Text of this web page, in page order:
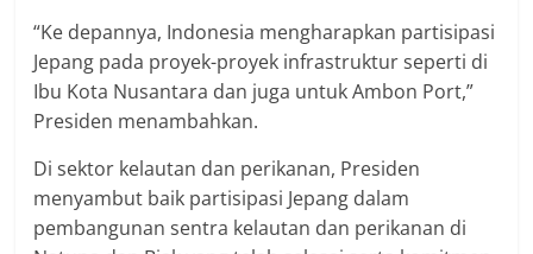
“Ke depannya, Indonesia mengharapkan partisipasi
Jepang pada proyek-proyek infrastruktur seperti di
Ibu Kota Nusantara dan juga untuk Ambon Port,”
Presiden menambahkan.
Di sektor kelautan dan perikanan, Presiden
menyambut baik partisipasi Jepang dalam
pembangunan sentra kelautan dan perikanan di